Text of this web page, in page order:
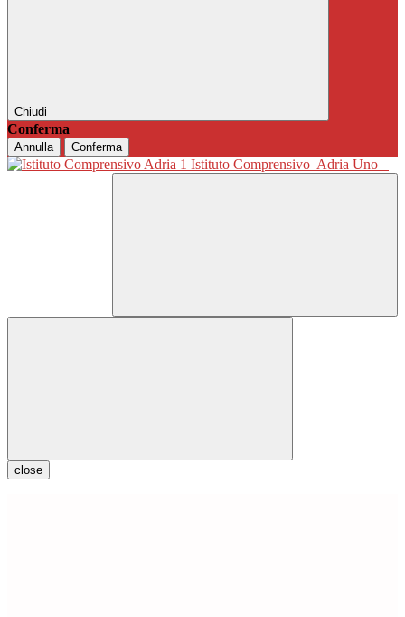
Chiudi
Conferma
Annulla Conferma
Istituto Comprensivo Adria Uno
close